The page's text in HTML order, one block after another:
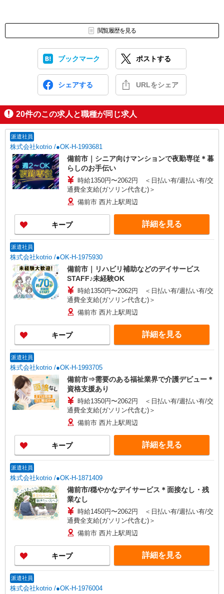
閲覧履歴を見る
ブックマーク ポストする
シェアする URLをシェア
20件のこの求人と職種が同じ求人
派遣社員
株式会社kotrio /●OK-H-1993681
備前市｜シニア向けマンションで夜勤専従＊暮
らしのお手伝い
時給1350円〜2062円 ＜日払い有/週払い有/交
通費全支給(ガソリン代含む)＞
備前市 西片上駅周辺
キープ 詳細を見る
派遣社員
株式会社kotrio /●OK-H-1975930
備前市｜リハビリ補助などのデイサービス
STAFF♪未経験OK
時給1350円〜2062円 ＜日払い有/週払い有/交
通費全支給(ガソリン代含む)＞
備前市 西片上駅周辺
キープ 詳細を見る
派遣社員
株式会社kotrio /●OK-H-1993705
備前市⇒需要のある福祉業界で介護デビュー＊
資格支援あり
時給1350円〜2062円 ＜日払い有/週払い有/交
通費全支給(ガソリン代含む)＞
備前市 西片上駅周辺
キープ 詳細を見る
派遣社員
株式会社kotrio /●OK-H-1871409
備前市/穏やかなデイサービス＊面接なし・残
業なし
時給1450円〜2062円 ＜日払い有/週払い有/交
通費全支給(ガソリン代含む)＞
備前市 西片上駅周辺
キープ 詳細を見る
派遣社員
株式会社kotrio /●OK-H-1976004